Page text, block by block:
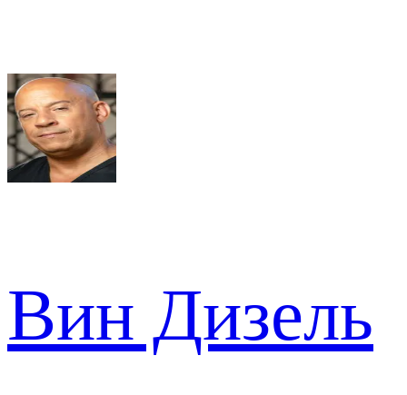
Вин Дизель